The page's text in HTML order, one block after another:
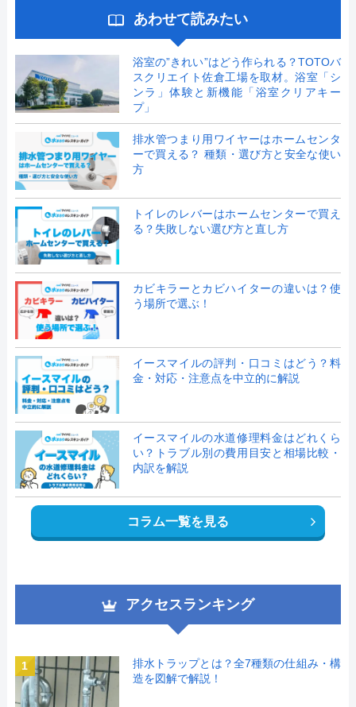
あわせて読みたい
浴室の”きれい”はどう作られる？TOTOバ
スクリエイト佐倉工場を取材。浴室「シ
ンラ」体験と新機能「浴室クリアキー
プ」
排水管つまり用ワイヤーはホームセンタ
ーで買える？ 種類・選び方と安全な使い
方
トイレのレバーはホームセンターで買え
る？失敗しない選び方と直し方
カビキラーとカビハイターの違いは？使
う場所で選ぶ！
イースマイルの評判・口コミはどう？料
金・対応・注意点を中立的に解説
イースマイルの水道修理料金はどれくら
い？トラブル別の費用目安と相場比較・
内訳を解説
コラム一覧を見る
アクセスランキング
1
排水トラップとは？全7種類の仕組み・構
造を図解で解説！